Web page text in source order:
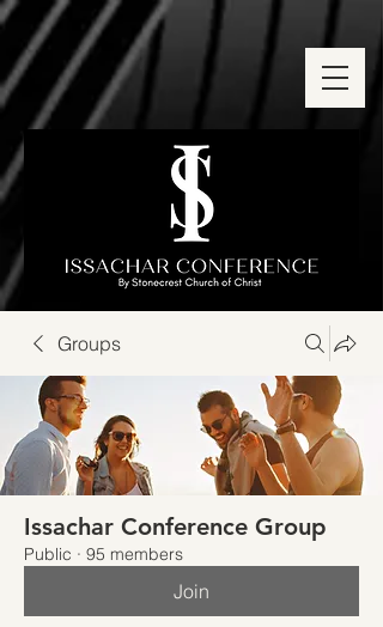
Groups
Issachar Conference Group
Public · 95 members
Join